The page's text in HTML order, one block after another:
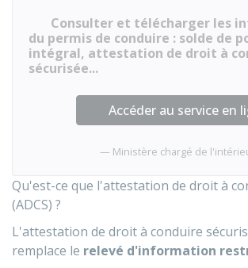
Consulter et télécharger les
du permis de conduire : solde de
intégral, attestation de droit à
sécurisée...
Accéder au service en
Ministère chargé de
Qu'est-ce que l'attestation de droit à
(ADCS) ?
L'attestation de droit à conduire
remplace le relevé d'information